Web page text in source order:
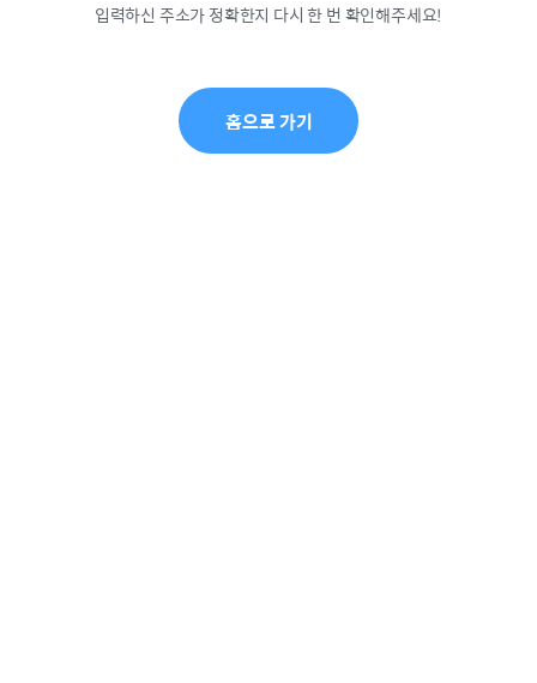
입력하신 주소가 정확한지 다시 한 번 확인해주세요!
홈으로 가기